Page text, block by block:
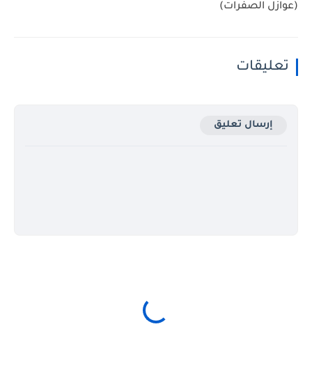
(عوازل الصفرات)
تعليقات
إرسال تعليق